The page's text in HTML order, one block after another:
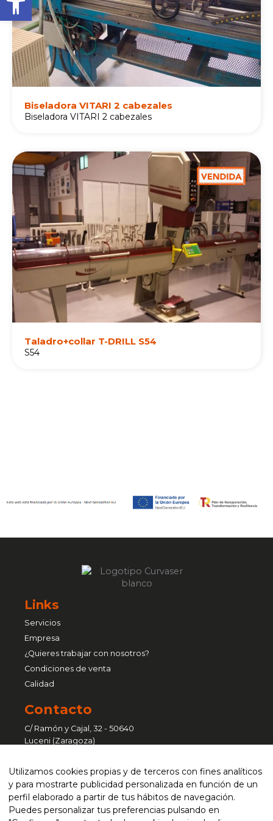
Biseladora VITARI 2 cabezales
Biseladora VITARI 2 cabezales
Taladro+collar T-DRILL S54
S54
Links
Servicios
Empresa
¿Quieres trabajar con nosotros?
Condiciones de venta
Calidad
Contacto
C/ Ramón y Cajal, 32 - 50640
Luceni (Zaragoza)
Pol. Ind. Sant Vicenç - C/ Ferralla, 41
nave 6 - 08755 Castellbisbal
atencionalcliente@curvaser.com
Utilizamos cookies propias y de terceros con fines analíticos
y para mostrarte publicidad personalizada en función de un
perfil elaborado a partir de tus hábitos de navegación.
Puedes personalizar tus preferencias pulsando en